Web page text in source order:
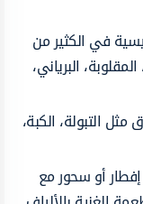
في الكثير من
البرياني،
التبولة، الكبة،
أو سحور مع